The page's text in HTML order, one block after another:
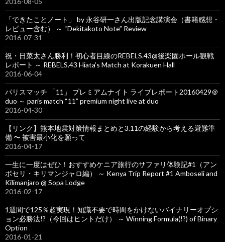
「できたことノート」 by 永谷研一さん出版記念講演会（書籍感想・
レビュー含む） ～ “Dekitakoto Note” Review
2016-07-31
祝・日菜太さん勝利！初心者目線のREBELS.43@後楽園ホール観戦
レポート ～ REBELS.43 Hiata’s Match at Korakuen Hall
2016-06-04
パリスマッチ 「11」 プレミアムナイト ライブレポート20160429＠
duo ～ paris match “11” premium night live at duo
2016-04-30
【リンク】熊本地震対策情報まとめと3.11の経験から考える避難準
備 〜 被害最小化を願って
2016-04-17
一生に一度はぜひ！おすすめケニア旅行のサファリ体験記#1（アン
ボセリ・キリマンジャロ編） ～ Kenya Trip Report #1 Amboseli and
Kilimanjaro @ Sopa Lodge
2016-02-17
1週間で125％超実現！知識不要で時間をかけないバイナリーオプシ
ョン必勝法!?（今回はヒントだけ） ～ Winning Formula(!?) of Binary
Option
2016-01-21